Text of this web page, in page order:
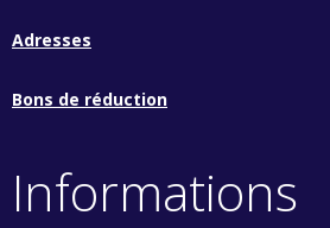
Adresses
Bons de réduction
Informations